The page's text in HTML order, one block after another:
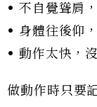
• 不自覺聳肩
• 身體往後仰
• 動作太快，
做動作時只要